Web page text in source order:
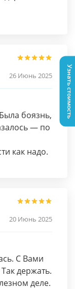
26 Июнь 2025
боязнь,
— по
как надо.
20 Июнь 2025
С Вами
держать.
деле.
Узнать стоимость